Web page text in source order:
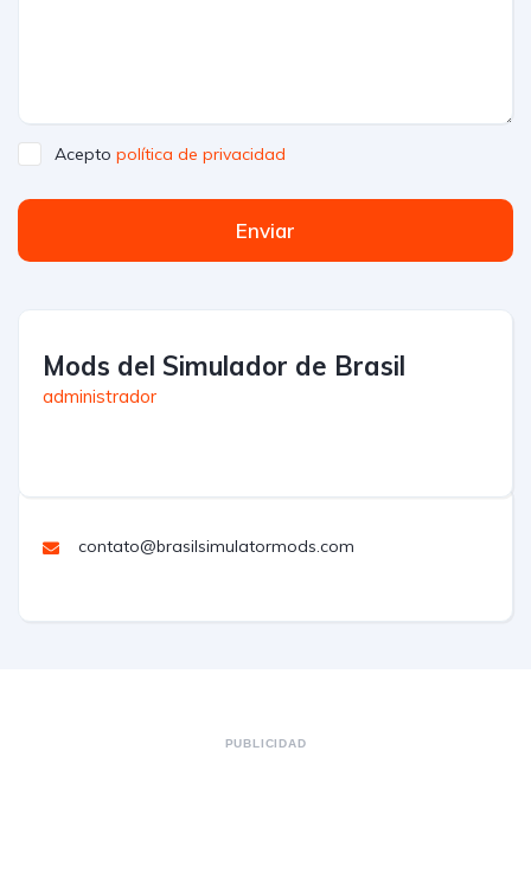
Acepto política de privacidad
Enviar
Mods del Simulador de Brasil
administrador
contato@brasilsimulatormods.com
PUBLICIDAD